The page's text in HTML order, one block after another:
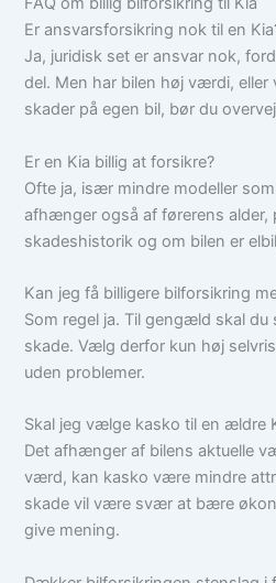
Er ansvarsforsikring nok til en
Ja, juridisk set er ansvar nok,
del. Men har bilen høj værdi,
skader på egen bil, bør du
Er en Kia billig at forsikre?
Ofte ja, især mindre modeller
afhænger også af førerens alder,
skadeshistorik og om bilen er
Kan jeg få billigere bilforsikring
Som regel ja. Til gengæld skal du
skade. Vælg derfor kun høj
uden problemer.
Skal jeg vælge kasko til en ældre
Det afhænger af bilens aktuelle
værd, kan kasko være mindre
skade vil være svær at bære
give mening.